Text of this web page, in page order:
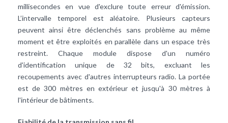
millisecondes en vue d'exclure toute erreur d'émission.
L’intervalle temporel est aléatoire. Plusieurs capteurs
peuvent ainsi être déclenchés sans problème au même
moment et être exploités en parallèle dans un espace très
restreint. Chaque module dispose d'un numéro
d'identification unique de 32 bits, excluant les
recoupements avec d'autres interrupteurs radio. La portée
est de 300 mètres en extérieur et jusqu'à 30 mètres à
l'intérieur de bâtiments.